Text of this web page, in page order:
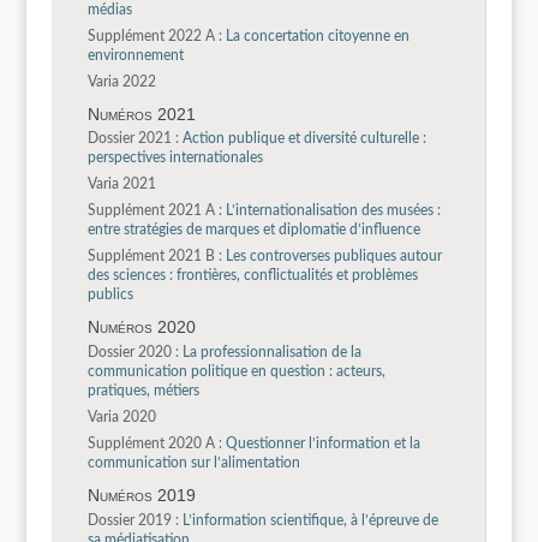
médias
Supplément 2022 A : La concertation citoyenne en
environnement
Varia 2022
Numéros 2021
Dossier 2021 : Action publique et diversité culturelle :
perspectives internationales
Varia 2021
Supplément 2021 A : L’internationalisation des musées :
entre stratégies de marques et diplomatie d’influence
Supplément 2021 B : Les controverses publiques autour
des sciences : frontières, conflictualités et problèmes
publics
Numéros 2020
Dossier 2020 : La professionnalisation de la
communication politique en question : acteurs,
pratiques, métiers
Varia 2020
Supplément 2020 A : Questionner l’information et la
communication sur l’alimentation
Numéros 2019
Dossier 2019 : L’information scientifique, à l’épreuve de